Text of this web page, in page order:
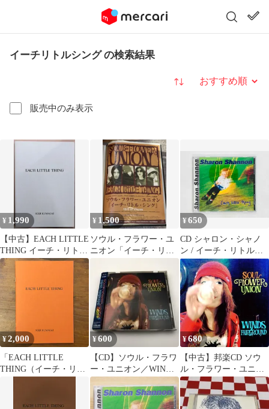
イーチリトルシング の検索結果
販売中のみ表示
並び替え
¥ 1,990
【中古】EACH LITTLE
THING イーチ・リト
ル・シング 6／熊谷聖
司
¥ 1,500
ソウル・フラワー・ユ
ニオン「イーチ・リト
¥650
CD シャロン・シャノ
ン / イーチ・リトル・
シング / Sharon Shannon
/ Each little thing 国内盤
APCY-8393 J02
¥2,000
「EACH LITTLE
THING（イーチ・リト
初版発行 ☆写真集/現代
¥600
【CD】ソウル・フラワ
ー・ユニオン／WINDS
FAIRGROUND
¥680
【中古】邦楽CD ソウ
ル・フラワー・ユニオ
ン / WINDS
FAIRGROUND